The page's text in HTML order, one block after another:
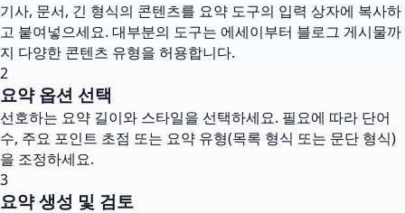
기사, 문서, 긴 형식의 콘텐츠를 요약 도구의 입력 상자에 복사하
고 붙여넣으세요. 대부분의 도구는 에세이부터 블로그 게시물까
지 다양한 콘텐츠 유형을 허용합니다.
2
요약 옵션 선택
선호하는 요약 길이와 스타일을 선택하세요. 필요에 따라 단어
수, 주요 포인트 초점 또는 요약 유형(목록 형식 또는 문단 형식)
을 조정하세요.
3
요약 생성 및 검토